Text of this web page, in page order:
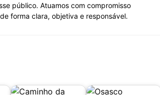
público. Atuamos com compromisso
forma clara, objetiva e responsável.